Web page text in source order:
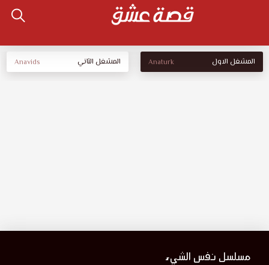
المشغل الاول Anaturk المشغل الثاني Anavids
مسلسل نفس الشيء